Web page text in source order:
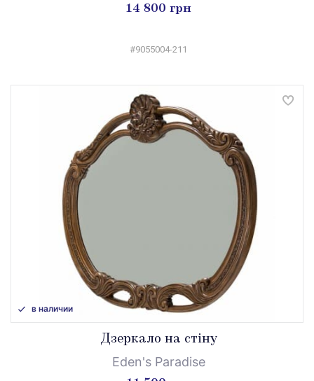
14 800 грн
#9055004-211
в наличии
Дзеркало на стіну
Eden's Paradise